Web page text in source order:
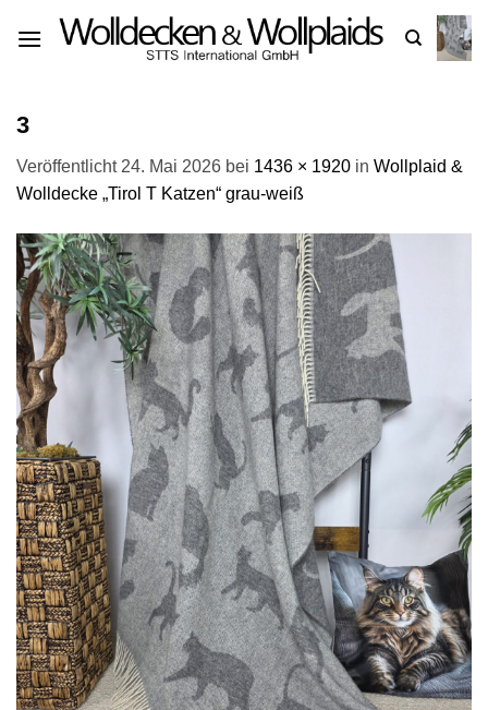
Inhalt
3
Veröffentlicht 24. Mai 2026 bei 1436 × 1920 in Wollplaid &
Wolldecke „Tirol T Katzen“ grau-weiß